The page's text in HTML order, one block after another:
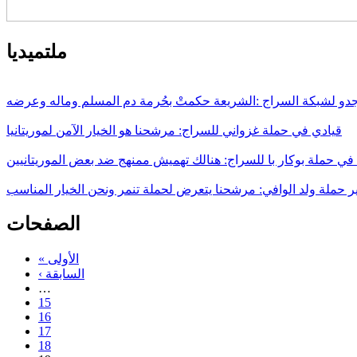
ملتميديا
جدو لشبكة السراج :الشريعة حكمتْ بحُرمة دم المسلم وماله وعرضه
قيادي في حملة غزواني للسراج: مرشحنا هو الخيار الآمن لموريتانيا
حملة بوكار با للسراج: هنالك تهميش ممنهج ضد بعض الموريتانيين
حملة ولد الوافي: مرشحنا يتعرض لحملة تنمر ونحن الخيار المناسب
الصفحات
« الأولى
‹ السابقة
…
15
16
17
18